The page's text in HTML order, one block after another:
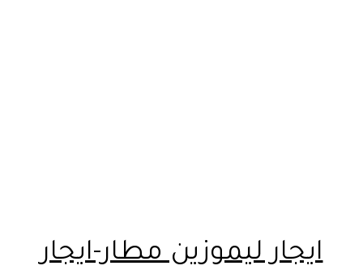
ايجار ليموزين مطار-ايجار